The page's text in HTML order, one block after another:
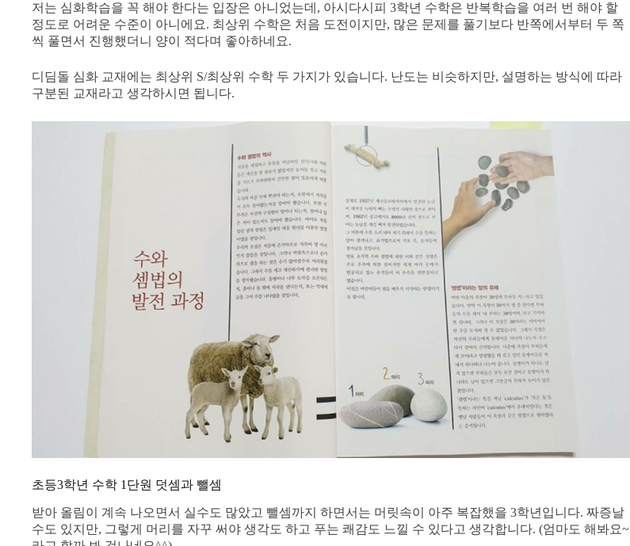
저는 심화학습을 꼭 해야 한다는 입장은 아니었는데, 아시다시피 3학년 수학은 반복학습을 여러 번 해야 할
정도로 어려운 수준이 아니에요. 최상위 수학은 처음 도전이지만, 많은 문제를 풀기보다 반쪽에서부터 두 쪽
씩 풀면서 진행했더니 양이 적다며 좋아하네요.
디딤돌 심화 교재에는 최상위 S/최상위 수학 두 가지가 있습니다. 난도는 비슷하지만, 설명하는 방식에 따라
구분된 교재라고 생각하시면 됩니다.
초등3학년 수학 1단원 덧셈과 뺄셈
받아 올림이 계속 나오면서 실수도 많았고 뺄셈까지 하면서는 머릿속이 아주 복잡했을 3학년입니다. 짜증날
수도 있지만, 그렇게 머리를 자꾸 써야 생각도 하고 푸는 쾌감도 느낄 수 있다고 생각합니다. (엄마도 해봐요~